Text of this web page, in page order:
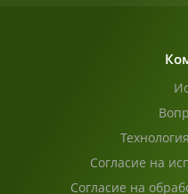
Согласие на
Согласие на